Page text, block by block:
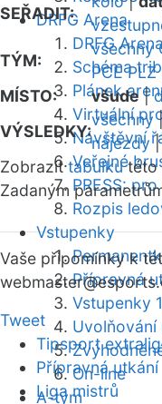
DRFG Arena
DRFG
Schéma
Plánek
Virtuální
Návštěvní
Veřejné
PRESS:
Rozpis
Vstupenky
Přípravná
Vstupenky
Uvolňování
On-line
A-tým
SEŘADIT:
TÝM:
všechny
PCE PLZ
MÍSTO:
všude|
VÝSLEDKY:
všechny
nájezdy
Zobrazittabulkutéto
Zadaným
Vaše připomínky k
webmaster
Tweet
Tipsport
Přípravná utkání
Liga mistrů